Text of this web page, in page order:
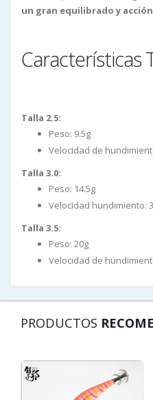
un gran equilibrado y
Características
Talla 2.5:
Peso: 9.5g
Velocidad de
Talla 3.0:
Peso: 14.5g
Velocidad hundimiento:
Talla 3.5:
Peso: 20g
Velocidad de
PRODUCTOS